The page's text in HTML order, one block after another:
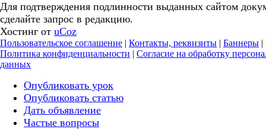
Для подтверждения подлинности выданных сайтом
сделайте запрос в редакцию.
Хостинг от uCoz
Пользовательское соглашение | Контакты, реквизиты | Баннеры |
Политика конфиденциальности | Согласие на обработку
данных
Опубликовать урок
Опубликовать статью
Дать объявление
Частые вопросы